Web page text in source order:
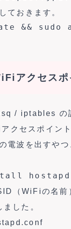
ておきます。
&& sudo
アクセスポ
/ iptables の
クセスポイン
電波を出すやつ
hostapd
（WiFiの名前
した。